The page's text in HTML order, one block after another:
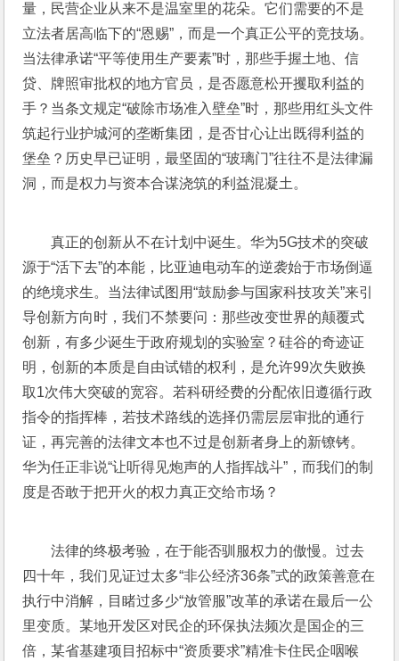
量，民营企业从来不是温室里的花朵。它们需要的不是
立法者居高临下的“恩赐”，而是一个真正公平的竞技场。
当法律承诺“平等使用生产要素”时，那些手握土地、信
贷、牌照审批权的地方官员，是否愿意松开攫取利益的
手？当条文规定“破除市场准入壁垒”时，那些用红头文件
筑起行业护城河的垄断集团，是否甘心让出既得利益的
堡垒？历史早已证明，最坚固的“玻璃门”往往不是法律漏
洞，而是权力与资本合谋浇筑的利益混凝土。
真正的创新从不在计划中诞生。华为5G技术的突破
源于“活下去”的本能，比亚迪电动车的逆袭始于市场倒逼
的绝境求生。当法律试图用“鼓励参与国家科技攻关”来引
导创新方向时，我们不禁要问：那些改变世界的颠覆式
创新，有多少诞生于政府规划的实验室？硅谷的奇迹证
明，创新的本质是自由试错的权利，是允许99次失败换
取1次伟大突破的宽容。若科研经费的分配依旧遵循行政
指令的指挥棒，若技术路线的选择仍需层层审批的通行
证，再完善的法律文本也不过是创新者身上的新镣铐。
华为任正非说“让听得见炮声的人指挥战斗”，而我们的制
度是否敢于把开火的权力真正交给市场？
法律的终极考验，在于能否驯服权力的傲慢。过去
四十年，我们见证过太多“非公经济36条”式的政策善意在
执行中消解，目睹过多少“放管服”改革的承诺在最后一公
里变质。某地开发区对民企的环保执法频次是国企的三
倍，某省基建项目招标中“资质要求”精准卡住民企咽喉